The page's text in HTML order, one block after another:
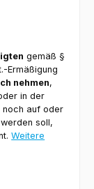
gemäß §
Ermäßigung
nehmen,
in der
noch auf oder
soll,
Weitere